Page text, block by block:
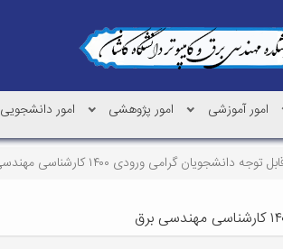
امور آموزشی امور پژوهشی امور دانشجویی
توجه دانشجویان گرامی ورودی ۱۴۰۰ کارشناسی مهندسی برق